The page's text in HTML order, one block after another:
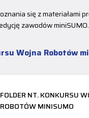
się z materiałami
zawodów miniSUMO.
Wojna Robotów
FOLDER NT. KONKURSU
ROBOTÓW MINISUMO